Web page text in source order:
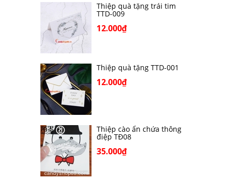
Thiệp quà tặng trái tim
TTD-009
12.000₫
Thiệp quà tặng TTD-001
12.000₫
Thiệp cào ẩn chứa thông
điệp TĐ08
35.000₫